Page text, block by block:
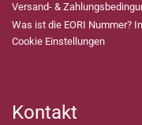
Versand- &
Was ist die EORI Nummer?
Cookie Einstellungen
Kontakt